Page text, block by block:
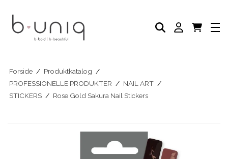
PLEJE PRODUKTER
AKADEMI
PROFESSIONELLE PRODUKTER
BLOG
Forside / Produktkatalog /
PROFESSIONELLE PRODUKTER / NAIL ART /
STICKERS / Rose Gold Sakura Nail Stickers